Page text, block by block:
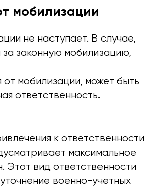
мобилизации
не наступает. В случае,
законную мобилизацию,
от мобилизации, может быть
ответственность.
к ответственности
максимальное
Этот вид ответственности
военно-учетных